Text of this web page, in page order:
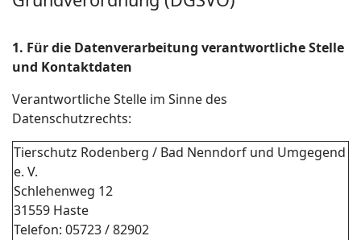
1. Für die Datenverarbeitung verantwortliche Stelle
und Kontaktdaten
Verantwortliche Stelle im Sinne des
Datenschutzrechts:
Tierschutz Rodenberg / Bad Nenndorf und Umgegend
e. V.
Schlehenweg 12
31559 Haste
Telefon: 05723 / 82902